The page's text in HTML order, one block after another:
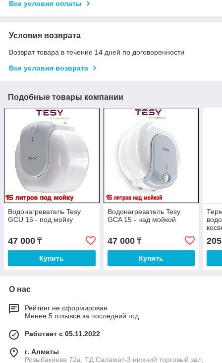
Все условия оплаты
Условия возврата
Возврат товара в течение 14 дней по договоренности
Все условия возврата
Подобные товары компании
Водонагреватель Tesy
GCU 15 - под мойку
47 000 ₸
Купить
Водонагреватель Tesy
GCA 15 - над мойкой
47 000₸
Купить
О нас
Рейтинг не сформирован
Менее 5 отзывов за последний год
Работает с 05.11.2022
г. Алматы
Розыбакиева 72а, ТД Саламат-3 нижний торговый зал,